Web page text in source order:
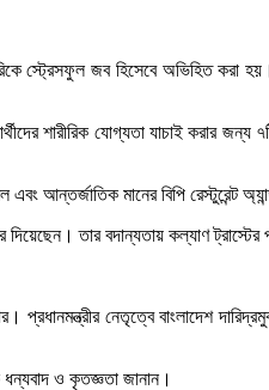
স্ট্রেসফুল জব হিসেবে অভিহিত করা
শারীরিক যোগ্যতা যাচাই করার
আন্তর্জাতিক মানের বিপি রেস্টুরেন্ট
দিয়েছেন। তার বদান্যতায় কল্যাণ
নেতৃত্বে বাংলাদেশ
ও কৃতজ্ঞতা জানান।